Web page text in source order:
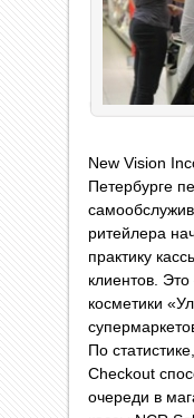
New Vision
Петербурге
ритейлера
практику
клиентов.
косметики
По
Checkout
очереди в